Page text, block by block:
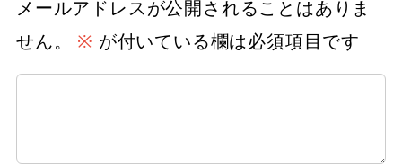
メールアドレスが公開されることはありま
せん。
※ が付いている欄は必須項目です